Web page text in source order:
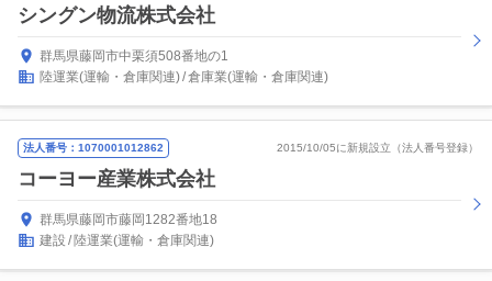
シングン物流株式会社
群馬県藤岡市中栗須508番地の1
陸運業(運輸・倉庫関連) 倉庫業(運輸・倉庫関連)
法人番号：1070001012862 2015/10/05に新規設立（法人番号登録）
コーヨー産業株式会社
群馬県藤岡市藤岡1282番地18
建設
陸運業(運輸・倉庫関連)